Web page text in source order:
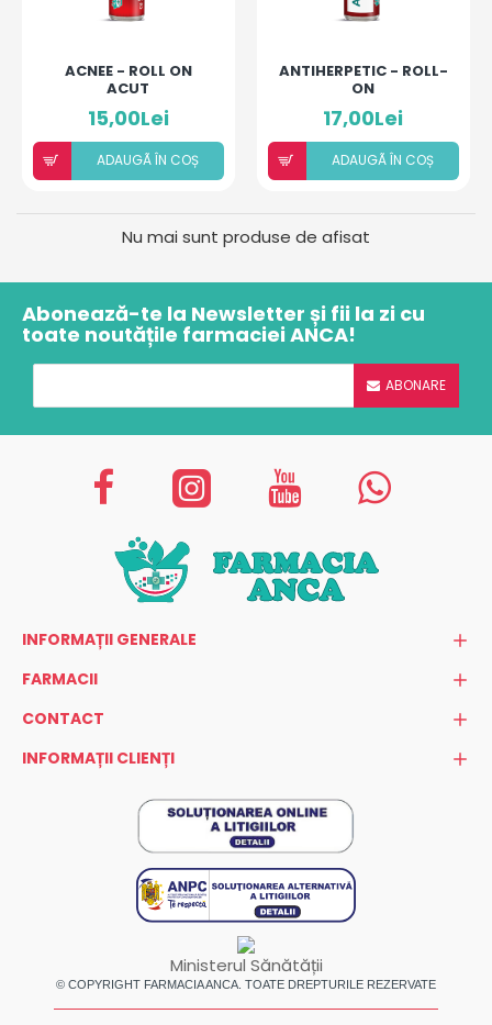
ACNEE - ROLL ON
ACUT
15,00Lei
ADAUGÃ ÎN COȘ
ANTIHERPETIC - ROLL-
ON
17,00Lei
ADAUGÃ ÎN COȘ
Nu mai sunt produse de afisat
Abonează-te la Newsletter și fii la zi cu
toate noutățile farmaciei ANCA!
ABONARE
INFORMAȚII GENERALE
FARMACII
CONTACT
INFORMAȚII CLIENȚI
Ministerul Sănătății
© COPYRIGHT FARMACIA ANCA. TOATE DREPTURILE REZERVATE